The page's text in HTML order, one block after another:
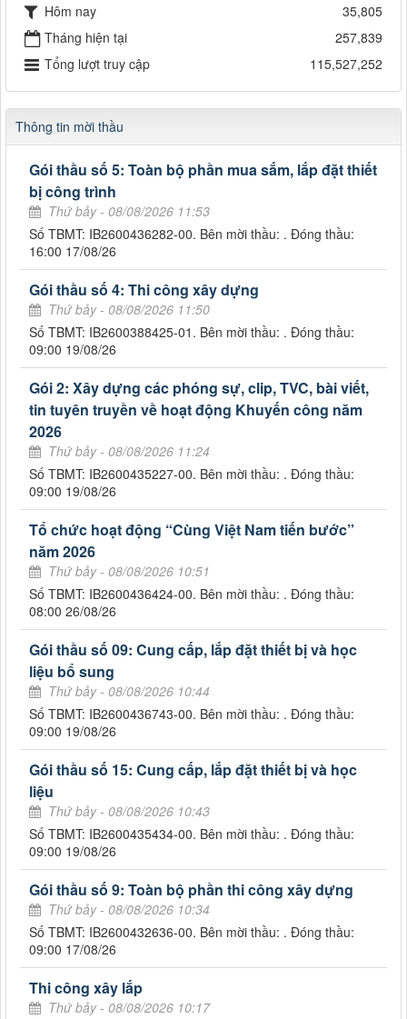
Hôm nay
35,805
Tháng hiện tại
257,839
Tổng lượt truy cập
115,527,252
Thông tin mời thầu
Gói thầu số 5: Toàn bộ phần mua sắm, lắp đặt thiết
bị công trình
Thứ bảy - 08/08/2026 11:53
Số TBMT: IB2600436282-00. Bên mời thầu: . Đóng thầu:
16:00 17/08/26
Gói thầu số 4: Thi công xây dựng
Thứ bảy - 08/08/2026 11:50
Số TBMT: IB2600388425-01. Bên mời thầu: . Đóng thầu:
09:00 19/08/26
Gói 2: Xây dựng các phóng sự, clip, TVC, bài viết,
tin tuyên truyền về hoạt động Khuyến công năm
2026
Thứ bảy - 08/08/2026 11:24
Số TBMT: IB2600435227-00. Bên mời thầu: . Đóng thầu:
09:00 19/08/26
Tổ chức hoạt động “Cùng Việt Nam tiến bước”
năm 2026
Thứ bảy - 08/08/2026 10:51
Số TBMT: IB2600436424-00. Bên mời thầu: . Đóng thầu:
08:00 26/08/26
Gói thầu số 09: Cung cấp, lắp đặt thiết bị và học
liệu bổ sung
Thứ bảy - 08/08/2026 10:44
Số TBMT: IB2600436743-00. Bên mời thầu: . Đóng thầu:
09:00 19/08/26
Gói thầu số 15: Cung cấp, lắp đặt thiết bị và học
liệu
Thứ bảy - 08/08/2026 10:43
Số TBMT: IB2600435434-00. Bên mời thầu: . Đóng thầu:
09:00 19/08/26
Gói thầu số 9: Toàn bộ phần thi công xây dựng
Thứ bảy - 08/08/2026 10:34
Số TBMT: IB2600432636-00. Bên mời thầu: . Đóng thầu:
09:00 17/08/26
Thi công xây lắp
Thứ bảy - 08/08/2026 10:17